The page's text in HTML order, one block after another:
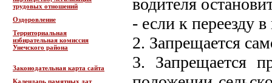
трудовых отношений
Оздоровление
Территориальная
избирательная комиссия
Унечского района
Законодательная карта сайта
Календарь памятных дат
водителя
- если к переезду
2. Запрещается
3. Запрещается